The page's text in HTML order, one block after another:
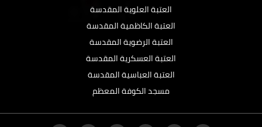
العتبة العلوية المقدسة
العتبة الكاظمية المقدسة
العتبة الرضوية المقدسة
العتبة العسكرية المقدسة
العتبة العباسية المقدسة
مسجد الكوفة المعظم